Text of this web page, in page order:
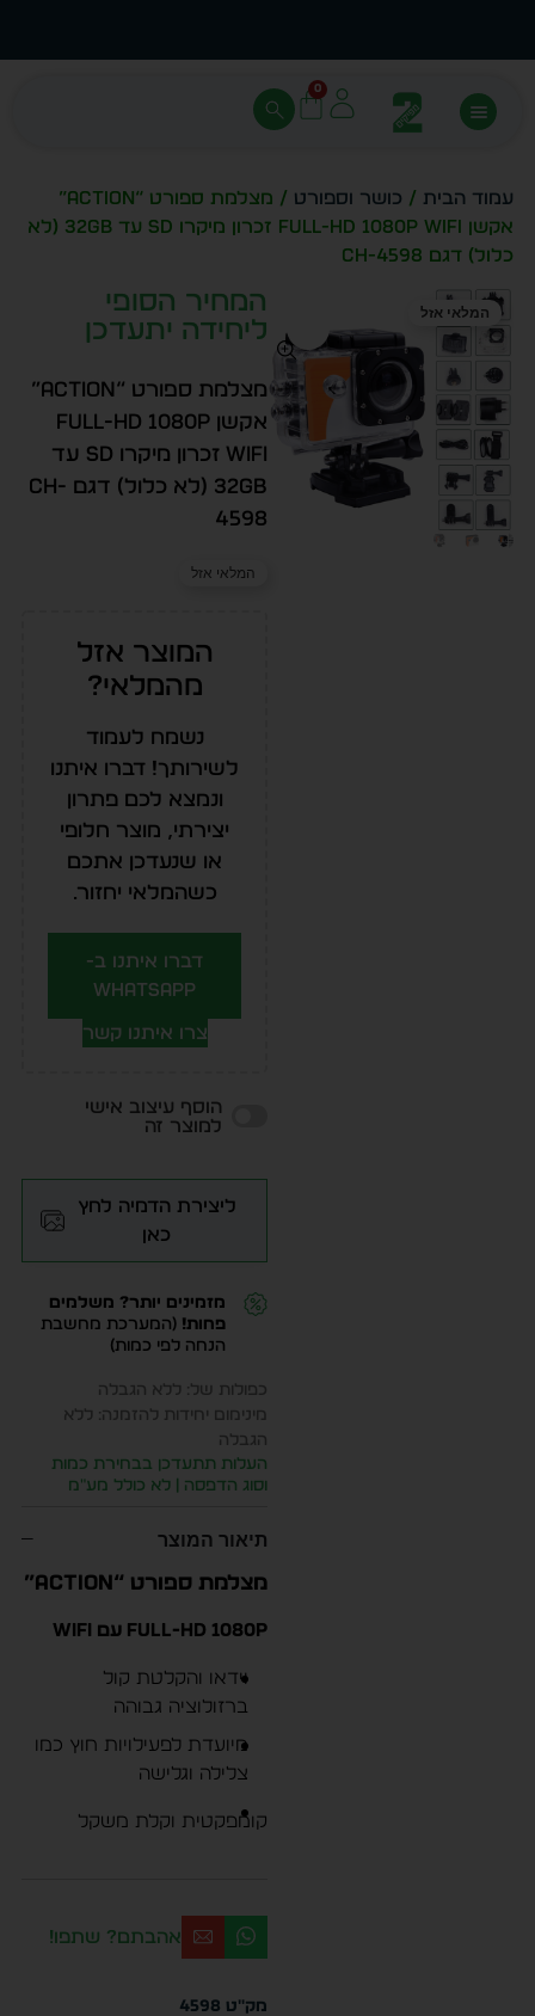
0
עמוד הבית / כושר וספורט
/ מצלמת ספורט “Action”
אקשן FULL-HD 1080P WiFi זכרון מיקרו SD עד 32GB (לא
כלול) דגם CH-4598
מצלמת ספורט “Action”
אקשן FULL-HD 1080P
WiFi זכרון מיקרו SD עד
32GB (לא כלול) דגם CH-
4598
המלאי אזל
המוצר אזל
מהמלאי?
נשמח לעמוד
לשירותך! דברו איתנו
ונמצא לכם פתרון
יצירתי, מוצר חלופי
או שנעדכן אתכם
כשהמלאי יחזור.
דברו איתנו ב-
WhatsApp
צרו איתנו קשר
הוסף עיצוב אישי
למוצר זה
ליצירת הדמיה לחץ
כאן
מזמינים יותר? משלמים
פחות! (המערכת מחשבת
הנחה לפי כמות)
כפולות של: ללא הגבלה
מינימום יחידות להזמנה: ללא
הגבלה
המחיר הסופי
ליחידה יתעדכן
העלות תתעדכן בבחירת כמות
וסוג הדפסה | לא כולל מע״מ
תיאור המוצר
מצלמת ספורט “Action”
Full-HD 1080P עם WiFi
וידאו והקלטת קול
ברזולוציה גבוהה
מיועדת לפעילויות חוץ כמו
צלילה וגלישה
קומפקטית וקלת משקל
אהבתם? שתפו!
מק"ט 4598
המלאי אזל